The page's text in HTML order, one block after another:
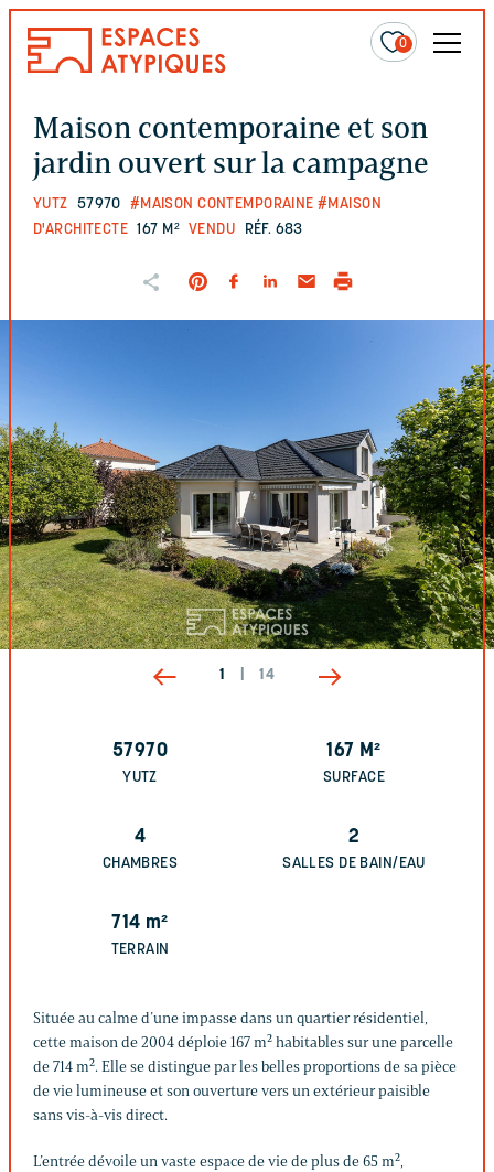
0
Maison contemporaine et son
jardin ouvert sur la campagne
YUTZ 57970 #MAISON CONTEMPORAINE #MAISON
D'ARCHITECTE 167 M² VENDU RÉF. 683
1 14
57970
YUTZ
167 M²
SURFACE
4
CHAMBRES
2
SALLES DE BAIN/EAU
714 m²
TERRAIN
Située au calme d’une impasse dans un quartier résidentiel,
cette maison de 2004 déploie 167 m² habitables sur une parcelle
de 714 m². Elle se distingue par les belles proportions de sa pièce
de vie lumineuse et son ouverture vers un extérieur paisible
sans vis-à-vis direct.
L’entrée dévoile un vaste espace de vie de plus de 65 m²,